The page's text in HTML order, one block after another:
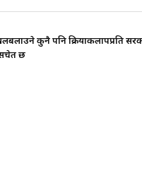
जिउँदै पार्टी कार्यालय जान चाहन्थे